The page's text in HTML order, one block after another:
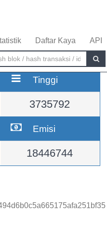
Daftar Kaya API
Tinggi
3735792
Emisi
18446744